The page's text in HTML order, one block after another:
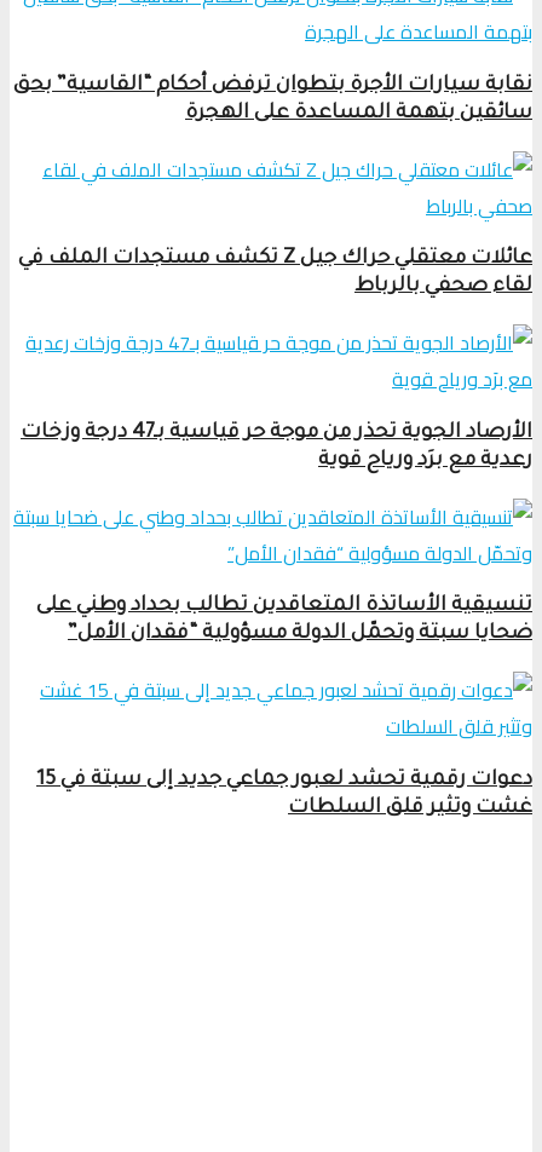
نقابة سيارات الأجرة بتطوان ترفض أحكام “القاسية” بحق
سائقين بتهمة المساعدة على الهجرة
عائلات معتقلي حراك جيل Z تكشف مستجدات الملف في
لقاء صحفي بالرباط
الأرصاد الجوية تحذر من موجة حر قياسية بـ47 درجة وزخات
رعدية مع برَد ورياح قوية
تنسيقية الأساتذة المتعاقدين تطالب بحداد وطني على
ضحايا سبتة وتحمّل الدولة مسؤولية “فقدان الأمل”
دعوات رقمية تحشد لعبور جماعي جديد إلى سبتة في 15
غشت وتثير قلق السلطات